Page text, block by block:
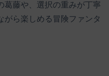
葛藤や、選択の重みが丁寧
がら楽しめる冒険ファンタ